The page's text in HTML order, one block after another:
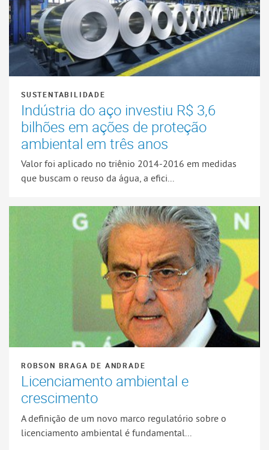
SUSTENTABILIDADE
Indústria do aço investiu R$ 3,6
bilhões em ações de proteção
ambiental em três anos
Valor foi aplicado no triênio 2014-2016 em medidas
que buscam o reuso da água, a efici...
ROBSON BRAGA DE ANDRADE
Licenciamento ambiental e
crescimento
A definição de um novo marco regulatório sobre o
licenciamento ambiental é fundamental...